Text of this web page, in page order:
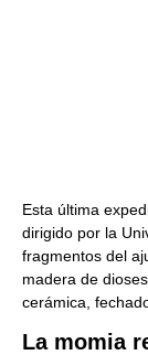
Esta última
dirigido por la
fragmentos del
madera de
cerámica,
La momia